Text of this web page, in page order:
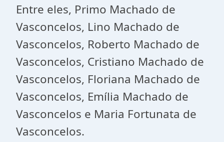
Entre eles, Primo Machado de
Vasconcelos, Lino Machado de
Vasconcelos, Roberto Machado de
Vasconcelos, Cristiano Machado de
Vasconcelos, Floriana Machado de
Vasconcelos, Emília Machado de
Vasconcelos e Maria Fortunata de
Vasconcelos.